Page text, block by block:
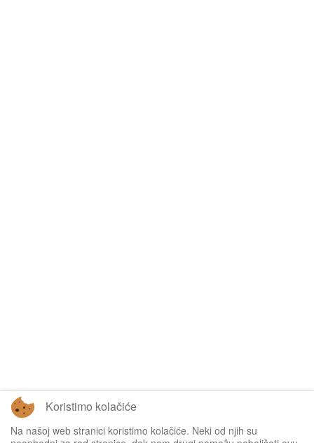
Tablice omogućujeSofascore
Koristimo kolačiće
Na našoj web stranici koristimo kolačiće. Neki od njih su